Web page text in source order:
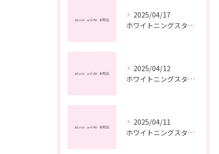
2025/04/17
ホワイトニングスタッフ日記
2025/04/12
ホワイトニングスタッフ日記
2025/04/11
ホワイトニングスタッフ日記